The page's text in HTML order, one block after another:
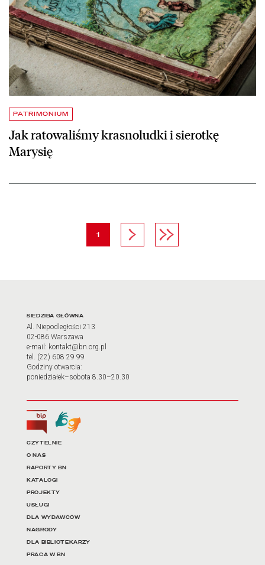
PATRIMONIUM
Jak ratowaliśmy krasnoludki i sierotkę
Marysię
strona
1 Następna stronaOstatnia strona
Adres oraz godziny
SIEDZIBA GŁÓWNA
Al. Niepodległości 213
02-086 Warszawa
e-mail: kontakt@bn.org.pl
tel. (22) 608 29 99
Godziny otwarcia:
poniedziałek–sobota 8.30–20.30
Biuletyn Informacji Publicznej
Tłumacz języka migowego
Linki do najważniejszych
CZYTELNIE
O NAS
RAPORTY BN
KATALOGI
PROJEKTY
USŁUGI
DLA WYDAWCÓW
NAGRODY
DLA BIBLIOTEKARZY
PRACA W BN